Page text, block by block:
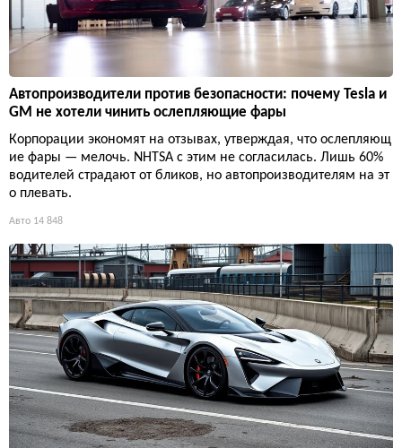
Автопроизводители против безопасности: почему Tesla и
GM не хотели чинить ослепляющие фары
Корпорации экономят на отзывах, утверждая, что ослепляющ
ие фары — мелочь. NHTSA с этим не согласилась. Лишь 60%
водителей страдают от бликов, но автопроизводителям на эт
о плевать.
Авто 14 848